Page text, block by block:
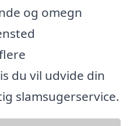
og omegn
du vil udvide din
slamsugerservice.